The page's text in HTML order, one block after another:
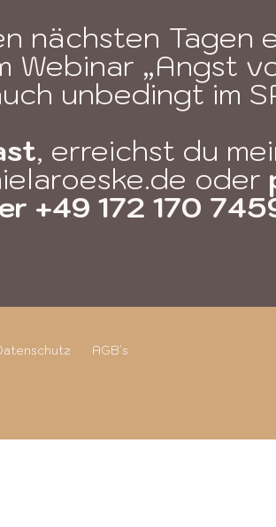
nächsten Tagen
Webinar „Angst
unbedingt im
, erreichst du
oder
+49 172 170
AGB´s